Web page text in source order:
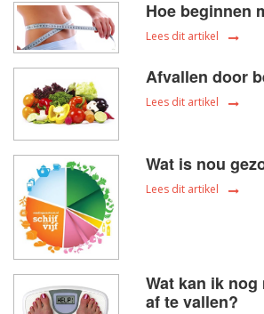
Hoe beginnen
Lees dit artikel
Afvallen door
Lees dit artikel
Wat is nou
Lees dit artikel
Wat kan ik nog
af te vallen?